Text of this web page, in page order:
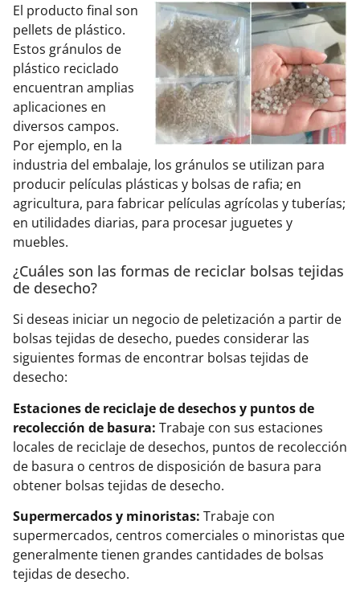
El producto final son
pellets de plástico.
Estos gránulos de
plástico reciclado
encuentran amplias
aplicaciones en
diversos campos.
Por ejemplo, en la
industria del embalaje, los gránulos se utilizan para
producir películas plásticas y bolsas de rafia; en
agricultura, para fabricar películas agrícolas y tuberías;
en utilidades diarias, para procesar juguetes y
muebles.
¿Cuáles son las formas de reciclar bolsas tejidas
de desecho?
Si deseas iniciar un negocio de peletización a partir de
bolsas tejidas de desecho, puedes considerar las
siguientes formas de encontrar bolsas tejidas de
desecho:
Estaciones de reciclaje de desechos y puntos de
recolección de basura: Trabaje con sus estaciones
locales de reciclaje de desechos, puntos de recolección
de basura o centros de disposición de basura para
obtener bolsas tejidas de desecho.
Supermercados y minoristas: Trabaje con
supermercados, centros comerciales o minoristas que
generalmente tienen grandes cantidades de bolsas
tejidas de desecho.